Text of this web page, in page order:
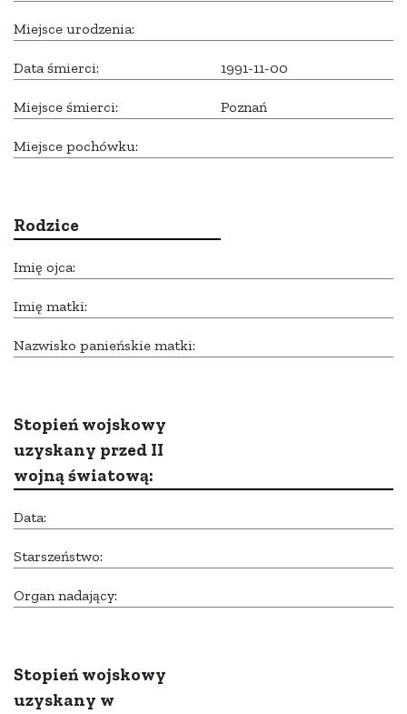
Miejsce urodzenia:
Data śmierci: 1991-11-00
Miejsce śmierci: Poznań
Miejsce pochówku:
Rodzice
Imię ojca:
Imię matki:
Nazwisko panieńskie matki:
Stopień wojskowy
uzyskany przed II
wojną światową:
Data:
Starszeństwo:
Organ nadający:
Stopień wojskowy
uzyskany w